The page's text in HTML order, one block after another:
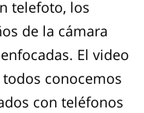
telefoto, los
de la cámara
El video
conocemos
con teléfonos